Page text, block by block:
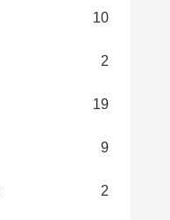
10
2
19
9
2